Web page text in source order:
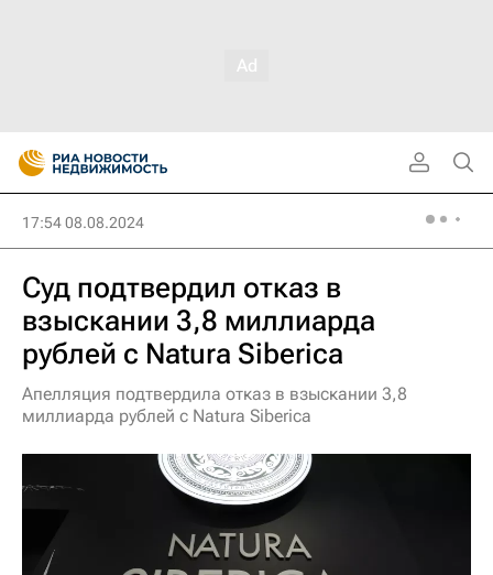
17:54 08.08.2024
Суд подтвердил отказ в
взыскании 3,8 миллиарда
рублей с Natura Siberica
Апелляция подтвердила отказ в взыскании 3,8
миллиарда рублей с Natura Siberica